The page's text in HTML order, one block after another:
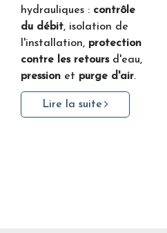
hydrauliques : contrôle
du débit, isolation de
l'installation, protection
contre les retoursd'eau,
pression et purge d'air.
Lire la suite